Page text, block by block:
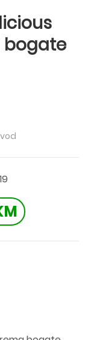
bogate